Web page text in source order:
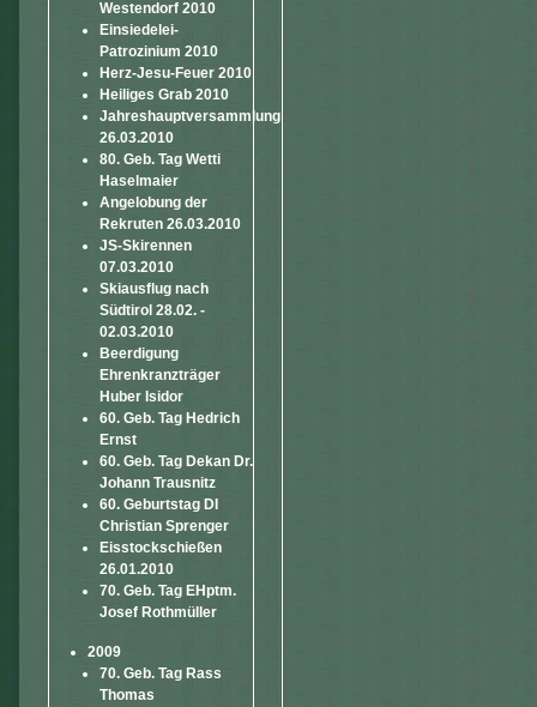
Westendorf 2010
Einsiedelei-
Patrozinium 2010
Herz-Jesu-Feuer 2010
Heiliges Grab 2010
Jahreshauptversammlung
26.03.2010
80. Geb. Tag Wetti
Haselmaier
Angelobung der
Rekruten 26.03.2010
JS-Skirennen
07.03.2010
Skiausflug nach
Südtirol 28.02. -
02.03.2010
Beerdigung
Ehrenkranzträger
Huber Isidor
60. Geb. Tag Hedrich
Ernst
60. Geb. Tag Dekan Dr.
Johann Trausnitz
60. Geburtstag DI
Christian Sprenger
Eisstockschießen
26.01.2010
70. Geb. Tag EHptm.
Josef Rothmüller
2009
70. Geb. Tag Rass
Thomas